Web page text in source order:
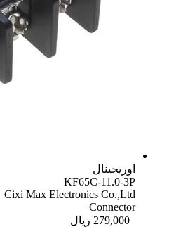
اوریجینال
KF65C-11.0-3P
Cixi Max Electronics Co.,Ltd
Connector
279,000 ریال